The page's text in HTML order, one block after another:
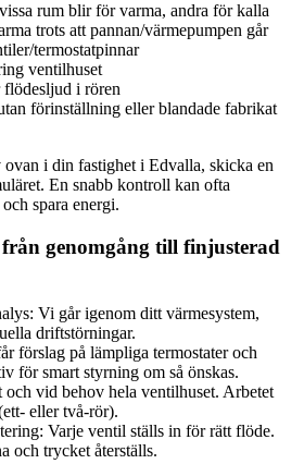
rum blir för varma, andra för kalla
trots att pannan/värmepumpen går
termostatpinnar
ventilhuset
i rören
förinställning eller blandade fabrikat
i din fastighet i Edvalla, skicka en
En snabb kontroll kan ofta
spara energi.
genomgång till finjusterad
Vi går igenom ditt värmesystem,
driftstörningar.
förslag på lämpliga termostater och
för smart styrning om så önskas.
vid behov hela ventilhuset. Arbetet
eller två-rör).
Varje ventil ställs in för rätt flöde.
och trycket återställs.